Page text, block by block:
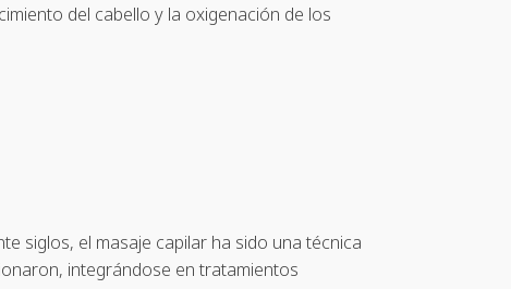
del cabello y la oxigenación de los
siglos, el masaje capilar ha sido una técnica
integrándose en tratamientos